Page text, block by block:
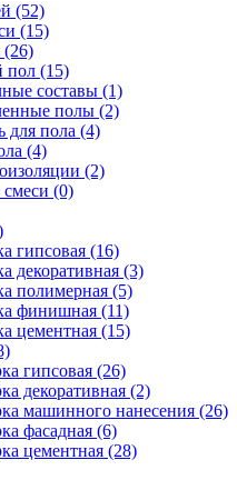
(52)
(15)
(26)
пол (15)
составы (1)
полы (2)
для пола (4)
(4)
(2)
(0)
гипсовая (16)
декоративная (3)
полимерная (5)
финишная (11)
цементная (15)
гипсовая (26)
декоративная (2)
машинного нанесения (26)
фасадная (6)
цементная (28)